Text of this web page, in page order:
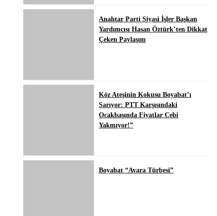
Anahtar Parti Siyasi İşler Başkan
Yardımcısı Hasan Öztürk’ten Dikkat
Çeken Paylaşım
Köz Ateşinin Kokusu Boyabat’ı
Sarıyor: PTT Karşısındaki
Ocakbaşında Fiyatlar Cebi
Yakmıyor!”
Boyabat “Avara Türbesi”